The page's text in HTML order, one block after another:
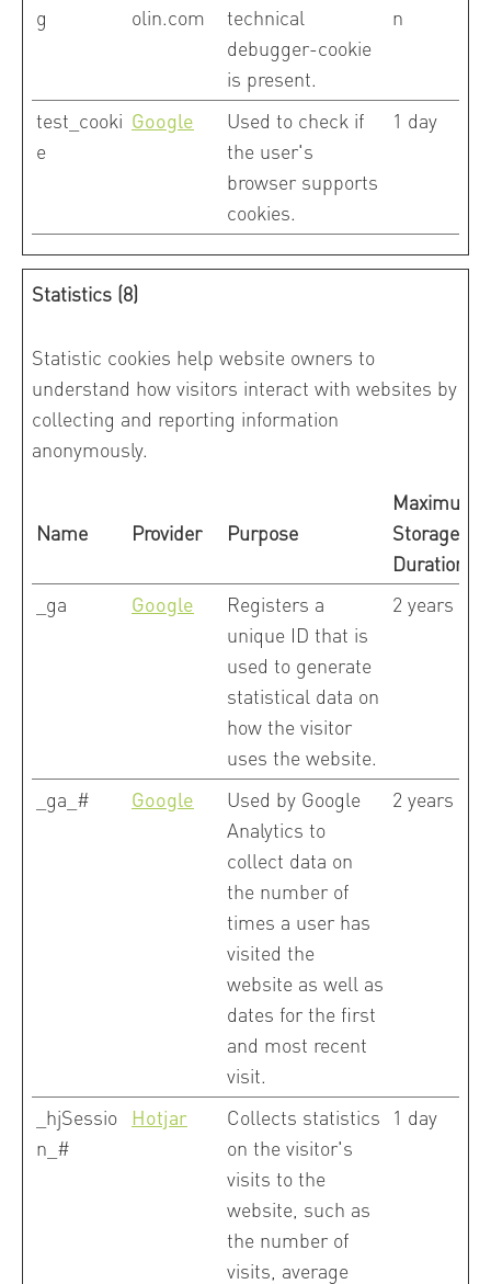
g
olin.com
technical
debugger-cookie
is present.
n
test_cooki
e
Google
Used to check if
the user's
browser supports
cookies.
1 day
Statistics (8)
Statistic cookies help website owners to
understand how visitors interact with websites by
collecting and reporting information
anonymously.
Name Provider Purpose
Maximum
Storage
Duration
_ga
Google
Registers a
unique ID that is
used to generate
statistical data on
how the visitor
uses the website.
2 years
_ga_# Google
Used by Google
Analytics to
collect data on
the number of
times a user has
visited the
website as well as
dates for the first
and most recent
visit.
2 years
_hjSessio
n_#
Hotjar
Collects statistics
on the visitor's
visits to the
website, such as
the number of
visits, average
1 day